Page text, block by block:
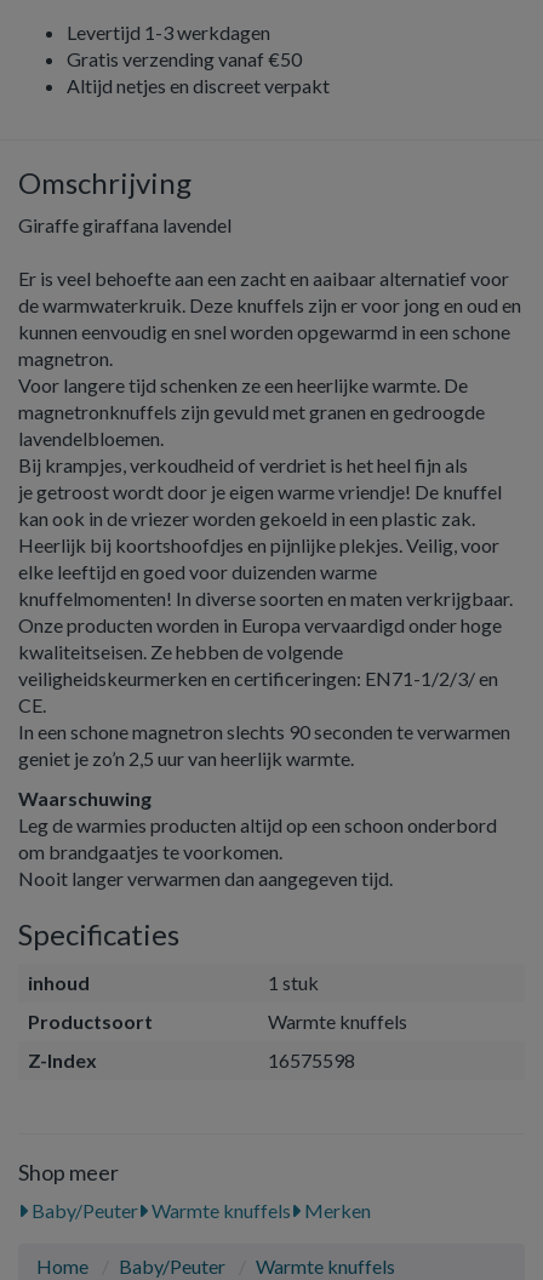
Levertijd 1-3 werkdagen
Gratis verzending vanaf €50
Altijd netjes en discreet verpakt
Omschrijving
Giraffe giraffana lavendel
Er is veel behoefte aan een zacht en aaibaar alternatief voor
de warmwaterkruik. Deze knuffels zijn er voor jong en oud en
kunnen eenvoudig en snel worden opgewarmd in een schone
magnetron.
Voor langere tijd schenken ze een heerlijke warmte. De
magnetronknuffels zijn gevuld met granen en gedroogde
lavendelbloemen.
Bij krampjes, verkoudheid of verdriet is het heel fijn als
je getroost wordt door je eigen warme vriendje! De knuffel
kan ook in de vriezer worden gekoeld in een plastic zak.
Heerlijk bij koortshoofdjes en pijnlijke plekjes. Veilig, voor
elke leeftijd en goed voor duizenden warme
knuffelmomenten! In diverse soorten en maten verkrijgbaar.
Onze producten worden in Europa vervaardigd onder hoge
kwaliteitseisen. Ze hebben de volgende
veiligheidskeurmerken en certificeringen: EN71-1/2/3/ en
CE.
In een schone magnetron slechts 90 seconden te verwarmen
geniet je zo’n 2,5 uur van heerlijk warmte.
Waarschuwing
Leg de warmies producten altijd op een schoon onderbord
om brandgaatjes te voorkomen.
Nooit langer verwarmen dan aangegeven tijd.
Specificaties
inhoud
1 stuk
Productsoort
Warmte knuffels
Z-Index
16575598
Shop meer
Baby/Peuter Warmte knuffels Merken
Home Baby/Peuter
Warmte knuffels